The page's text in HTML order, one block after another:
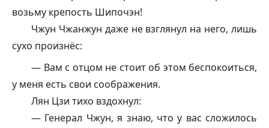
возьму крепость Шипочэн!
Чжун Чжанжун даже не взглянул на него, лишь
сухо произнёс:
— Вам с отцом не стоит об этом беспокоиться,
у меня есть свои соображения.
Лян Цзи тихо вздохнул:
— Генерал Чжун, я знаю, что у вас сложилось